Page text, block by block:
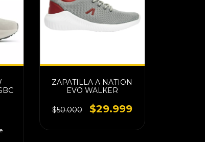
ZAPATILLA A NATION
EVO WALKER
$50.000 $29.999